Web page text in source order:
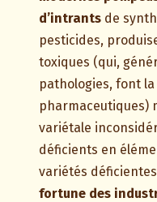
d’intrantsde
pesticides,
toxiques (qui,
pathologies, font
pharmaceutiques)
variétale
déficients en
variétés
fortune des